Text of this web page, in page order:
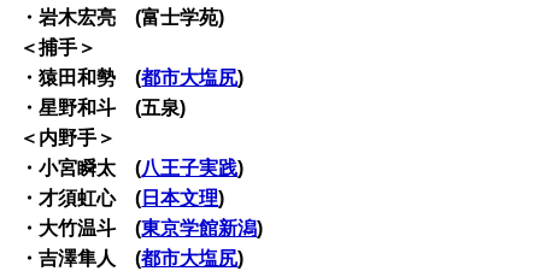
・岩木宏亮 (富士学苑)
＜捕手＞
・猿田和勢 (都市大塩尻)
・星野和斗 (五泉)
＜内野手＞
・小宮瞬太 (八王子実践)
・才須虹心 ( 日本文理)
・大竹温斗 (東京学館新潟)
・吉澤隼人 (都市大塩尻)